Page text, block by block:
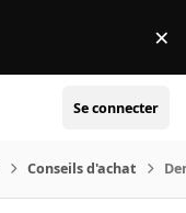
×
Se connecter
Conseils d'achat